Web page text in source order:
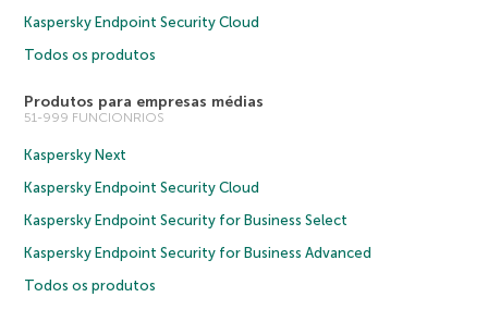
Kaspersky Endpoint Security Cloud
Todos os produtos
Produtos para empresas médias
51-999 FUNCIONRIOS
Kaspersky Next
Kaspersky Endpoint Security Cloud
Kaspersky Endpoint Security for Business Select
Kaspersky Endpoint Security for Business Advanced
Todos os produtos